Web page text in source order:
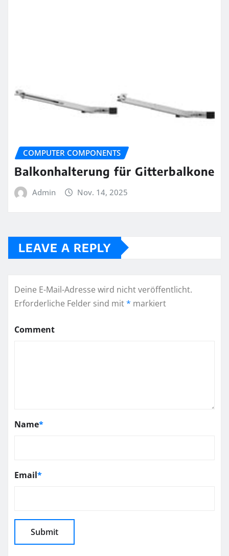
COMPUTER COMPONENTS
Balkonhalterung für Gitterbalkone
Admin Nov. 14, 2025
LEAVE A REPLY
Deine E-Mail-Adresse wird nicht veröffentlicht.
Erforderliche Felder sind mit* markiert
Comment
Name*
Email*